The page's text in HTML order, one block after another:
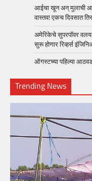
आईचा खून अन् मुलाची
वास्तव! एकच दिवसात
अमेरिकेचे सुपरपॉवर वलय
सुरू होणार रिव्हर्स
ऑगस्टच्या पहिल्या
Trending News